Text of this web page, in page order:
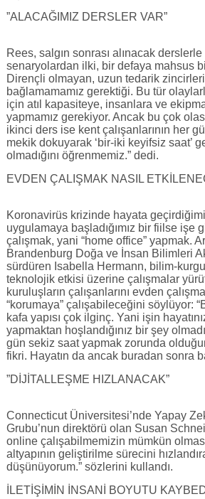
”ALACAĞIMIZ DERSLER VAR”
Rees, salgın sonrası alınacak
senaryolardan ilki, bir defaya mahsus
Dirençli olmayan, uzun tedarik
bağlamamamız gerektiği. Bu tür
için atıl kapasiteye, insanlara ve
yapmamız gerekiyor. Ancak bu çok
ikinci ders ise kent çalışanlarının her
mekik dokuyarak ‘bir-iki keyifsiz saat’
olmadığını öğrenmemiz.” dedi.
EVDEN ÇALIŞMAK NASIL
Koronavirüs krizinde hayata
uygulamaya başladığımız bir fiilse işe
çalışmak, yani “home office” yapmak.
Brandenburg Doğa ve İnsan Bilimleri
sürdüren Isabella Hermann, bilim-
teknolojik etkisi üzerine çalışmalar
kuruluşların çalışanlarını evden
“korumaya” çalışabileceğini söylüyor:
kafa yapısı çok ilginç. Yani işin
yapmaktan hoşlandığınız bir şey
gün sekiz saat yapmak zorunda
fikri. Hayatın da ancak buradan sonra
”DİJİTALLEŞME HIZLANACAK”
Connecticut Üniversitesi’nde Yapay
Grubu’nun direktörü olan Susan
online çalışabilmemizin mümkün
altyapının geliştirilme sürecini
düşünüyorum.” sözlerini kullandı.
İLETİŞİMİN İNSANİ BOYUTU